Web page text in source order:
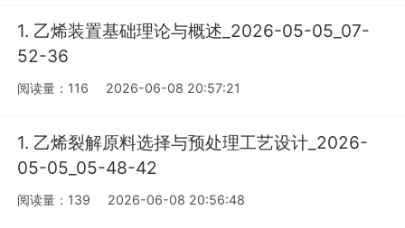
1. 乙烯装置基础理论与概述_2026-05-05_07-
52-36
阅读量：116 2026-06-08 20:57:21
1. 乙烯裂解原料选择与预处理工艺设计_2026-
05-05_05-48-42
阅读量：139 2026-06-08 20:56:48